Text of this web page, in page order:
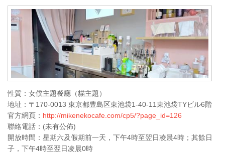
性質：女僕主題餐廳（貓主題）
地址：〒170-0013 東京都豊島区東池袋1-40-11東池袋TYビル6階
官方網頁： http://mikenekocafe.com/cp5/?page_id=126
聯絡電話：(未有公佈)
開放時間：星期六及假期前一天，下午4時至翌日凌晨4時；其餘日
子，下午4時至翌日凌晨0時